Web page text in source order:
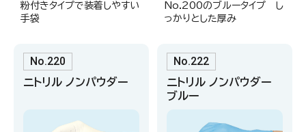
粉付きタイプで装着しやすい
手袋
No.200のブルータイプ し
っかりとした厚み
No.220
ニトリル ノンパウダー
No.222
ニトリル ノンパウダー
ブルー